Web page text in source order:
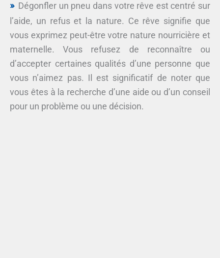
Dégonfler un pneu dans votre rêve est centré sur
l’aide, un refus et la nature. Ce rêve signifie que
vous exprimez peut-être votre nature nourricière et
maternelle. Vous refusez de reconnaître ou
d’accepter certaines qualités d’une personne que
vous n’aimez pas. Il est significatif de noter que
vous êtes à la recherche d’une aide ou d’un conseil
pour un problème ou une décision.